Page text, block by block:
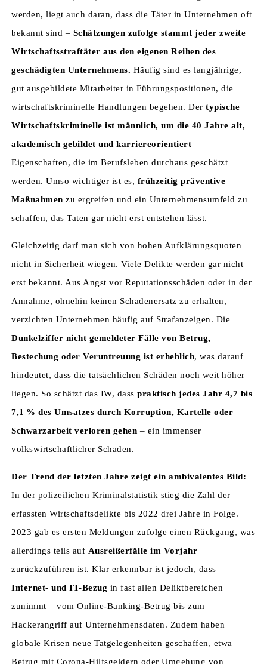
werden, liegt auch daran, dass die Täter in Unternehmen oft
bekannt sind – Schätzungen zufolge stammt jeder zweite
Wirtschaftsstraftäter aus den eigenen Reihen des
geschädigten Unternehmens. Häufig sind es langjährige,
gut ausgebildete Mitarbeiter in Führungspositionen, die
wirtschaftskriminelle Handlungen begehen. Der typische
Wirtschaftskriminelle ist männlich, um die 40 Jahre alt,
akademisch gebildet und karriereorientiert –
Eigenschaften, die im Berufsleben durchaus geschätzt
werden. Umso wichtiger ist es, frühzeitig präventive
Maßnahmen zu ergreifen und ein Unternehmensumfeld zu
schaffen, das Taten gar nicht erst entstehen lässt.
Gleichzeitig darf man sich von hohen Aufklärungsquoten
nicht in Sicherheit wiegen. Viele Delikte werden gar nicht
erst bekannt. Aus Angst vor Reputationsschäden oder in der
Annahme, ohnehin keinen Schadenersatz zu erhalten,
verzichten Unternehmen häufig auf Strafanzeigen. Die
Dunkelziffer nicht gemeldeter Fälle von Betrug,
Bestechung oder Veruntreuung ist erheblich, was darauf
hindeutet, dass die tatsächlichen Schäden noch weit höher
liegen. So schätzt das IW, dass praktisch jedes Jahr 4,7 bis
7,1 % des Umsatzes durch Korruption, Kartelle oder
Schwarzarbeit verloren gehen – ein immenser
volkswirtschaftlicher Schaden.
Der Trend der letzten Jahre zeigt ein ambivalentes Bild:
In der polizeilichen Kriminalstatistik stieg die Zahl der
erfassten Wirtschaftsdelikte bis 2022 drei Jahre in Folge.
2023 gab es ersten Meldungen zufolge einen Rückgang, was
allerdings teils auf Ausreißerfälle im Vorjahr
zurückzuführen ist. Klar erkennbar ist jedoch, dass
Internet- und IT-Bezug in fast allen Deliktbereichen
zunimmt – vom Online-Banking-Betrug bis zum
Hackerangriff auf Unternehmensdaten. Zudem haben
globale Krisen neue Tatgelegenheiten geschaffen, etwa
Betrug mit Corona-Hilfsgeldern oder Umgehung von